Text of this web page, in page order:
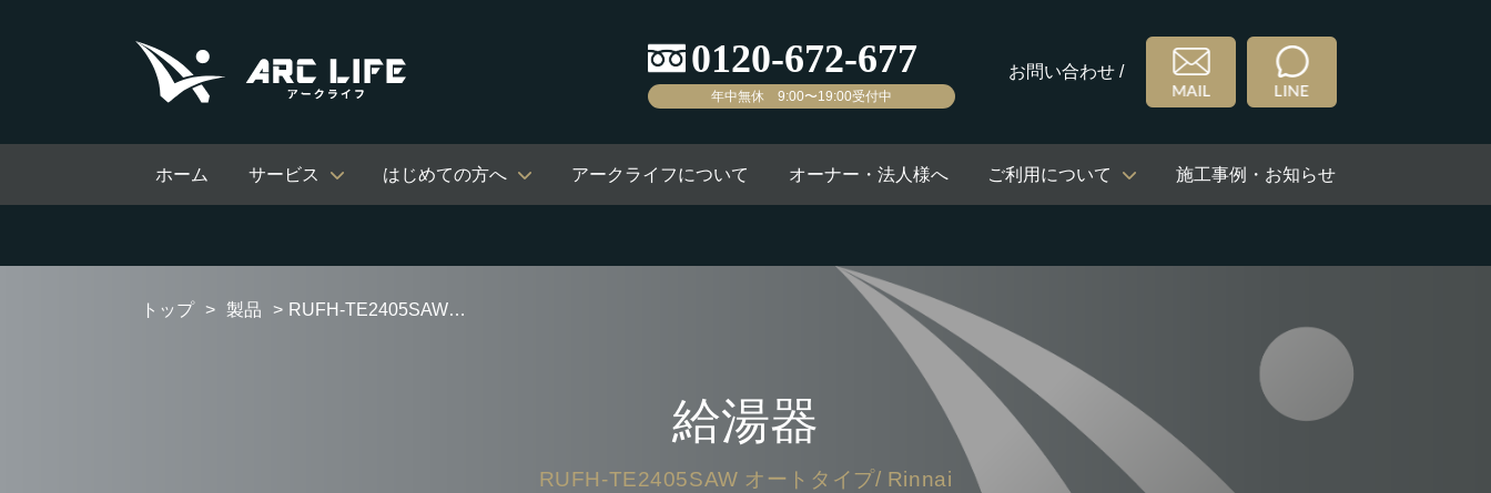
年中無休 9:00〜19:00受付中
お問い合わせ /
ホーム サービス はじめての方へ アークライフについて オーナー・法人様へ ご利用について 施工事例・お知らせ
トップ 製品 RUFH-TE2405SAW オートタイプ
給湯器
RUFH-TE2405SAW オートタイプ/ Rinnai